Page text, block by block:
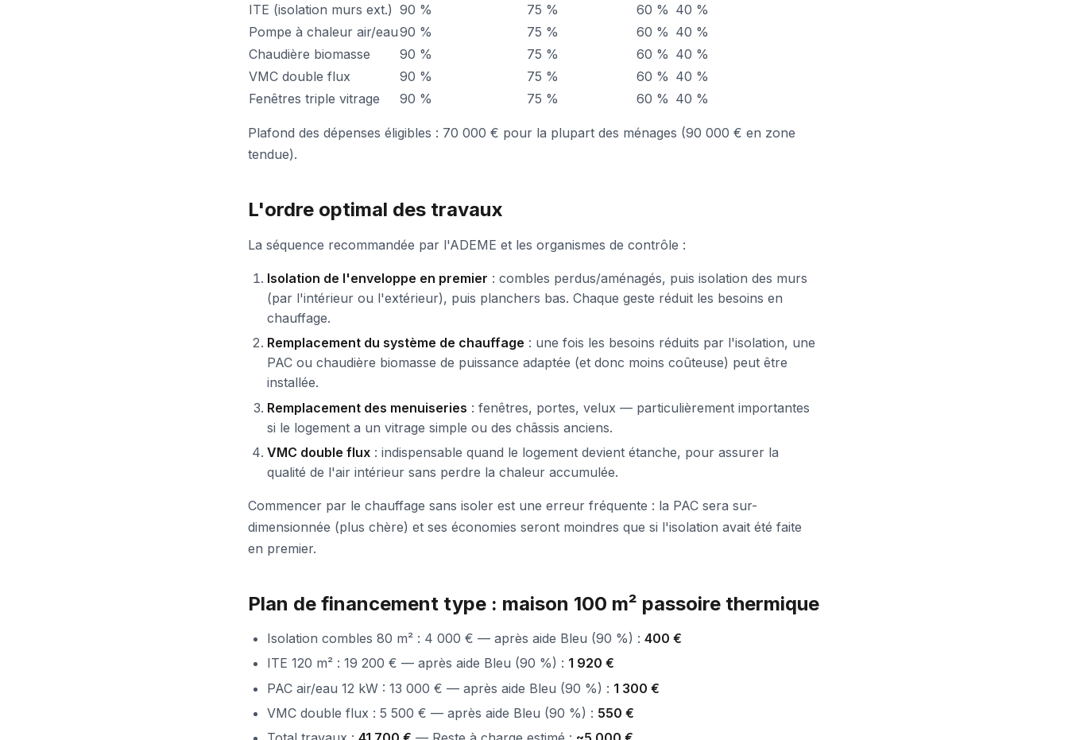
ITE (isolation murs ext.) 90 % 75 % 60 % 40 %
Pompe à chaleur air/eau90 % 75 % 60 % 40 %
Chaudière biomasse
90 % 75 % 60 % 40 %
VMC double flux
90 % 75 % 60 % 40 %
Fenêtres triple vitrage
90 % 75 % 60 % 40 %
Plafond des dépenses éligibles : 70 000 € pour la plupart des ménages (90 000 € en zone
tendue).
L'ordre optimal des travaux
La séquence recommandée par l'ADEME et les organismes de contrôle :
Isolation de l'enveloppe en premier : combles perdus/aménagés, puis isolation des murs
(par l'intérieur ou l'extérieur), puis planchers bas. Chaque geste réduit les besoins en
chauffage.
Remplacement du système de chauffage : une fois les besoins réduits par l'isolation, une
PAC ou chaudière biomasse de puissance adaptée (et donc moins coûteuse) peut être
installée.
Remplacement des menuiseries : fenêtres, portes, velux — particulièrement importantes
si le logement a un vitrage simple ou des châssis anciens.
VMC double flux : indispensable quand le logement devient étanche, pour assurer la
qualité de l'air intérieur sans perdre la chaleur accumulée.
Commencer par le chauffage sans isoler est une erreur fréquente : la PAC sera sur-
dimensionnée (plus chère) et ses économies seront moindres que si l'isolation avait été faite
en premier.
Plan de financement type : maison 100 m² passoire thermique
Isolation combles 80 m² : 4 000 € — après aide Bleu (90 %) : 400 €
ITE 120 m² : 19 200 € — après aide Bleu (90 %) : 1 920 €
PAC air/eau 12 kW : 13 000 € — après aide Bleu (90 %) : 1 300 €
VMC double flux : 5 500 € — après aide Bleu (90 %) : 550 €